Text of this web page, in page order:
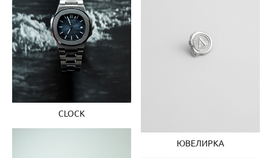
CLOCK
ЮВЕЛИРКА